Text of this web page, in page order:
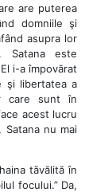
are puterea
domniile şi
asupra lor
Satana este
i-a împovărat
şi libertatea a
care sunt în
acest lucru
nu mai
tăvălită în
focului.” Da,